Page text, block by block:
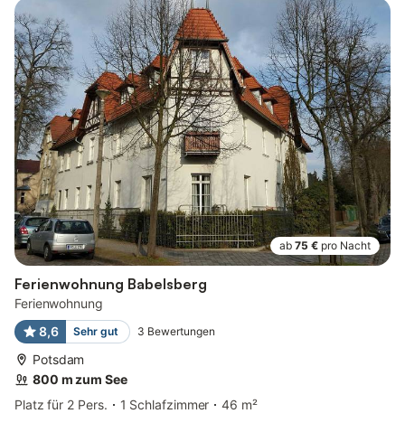
ab 75 € pro Nacht
Ferienwohnung Babelsberg
Ferienwohnung
8,6
Sehr gut 3 Bewertungen
Potsdam
800 m zum See
Platz für 2 Pers.
1 Schlafzimmer
46 m²